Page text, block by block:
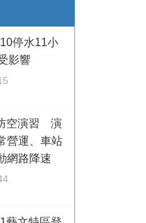
停水11小
影響
空演習 演
營運、車站
網路降速